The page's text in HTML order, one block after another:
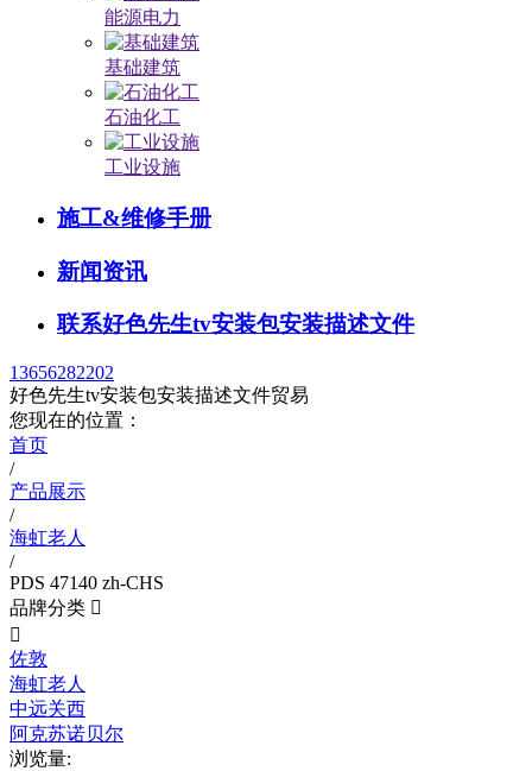
能源电力
基础建筑
石油化工
工业设施
施工&维修手册
新闻资讯
联系好色先生tv安装包安装描述文件
13656282202
好色先生tv安装包安装描述文件贸易
您现在的位置：
首页
/
产品展示
/
海虹老人
/
PDS 47140 zh-CHS
品牌分类 

佐敦
海虹老人
中远关西
阿克苏诺贝尔
浏览量: